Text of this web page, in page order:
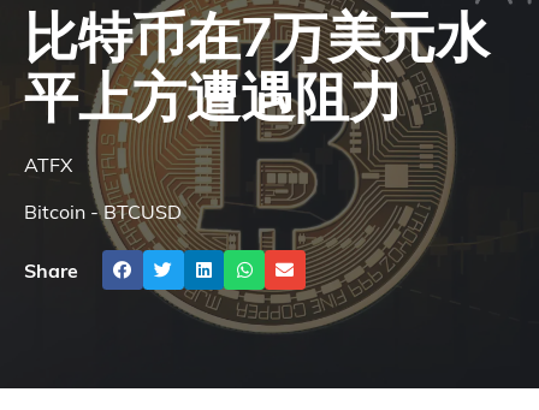
比特币在7万美元水
平上方遭遇阻力
ATFX
Bitcoin - BTCUSD
Share